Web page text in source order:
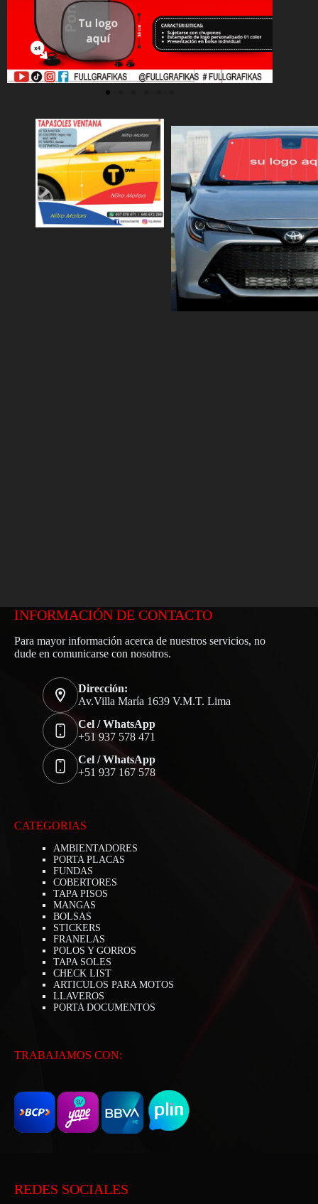
INFORMACIÓN DE CONTACTO
Para mayor información acerca de nuestros servicios, no
dude en comunicarse con nosotros.
Dirección:
Av.Villa María 1639 V.M.T. Lima
Cel / WhatsApp
+51 937 578 471
Cel / WhatsApp
+51 937 167 578
CATEGORIAS
AMBIENTADORES
PORTA PLACAS
FUNDAS
COBERTORES
TAPA PISOS
MANGAS
BOLSAS
STICKERS
FRANELAS
POLOS Y GORROS
TAPA SOLES
CHECK LIST
ARTICULOS PARA MOTOS
LLAVEROS
PORTA DOCUMENTOS
TRABAJAMOS CON:
REDES SOCIALES